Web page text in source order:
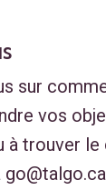
sur
vos
à trouver le
go@talgo.ca